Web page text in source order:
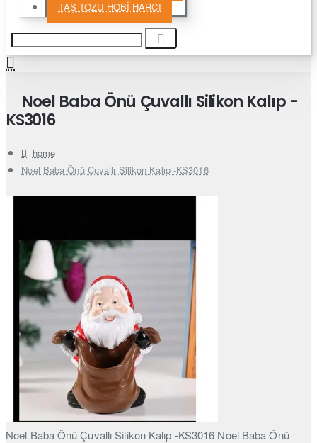
TAŞ TOZU HOBİ HARCI
Noel Baba Önü Çuvallı Silikon Kalıp -
KS3016
home
Noel Baba Önü Çuvallı Silikon Kalıp -KS3016
Noel Baba Önü Çuvallı Silikon Kalıp -KS3016 Noel Baba Önü